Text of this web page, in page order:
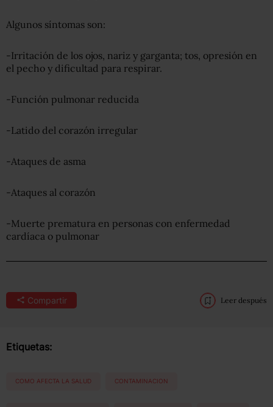
Algunos síntomas son:
-Irritación de los ojos, nariz y garganta; tos, opresión en
el pecho y dificultad para respirar.
-Función pulmonar reducida
-Latido del corazón irregular
-Ataques de asma
-Ataques al corazón
-Muerte prematura en personas con enfermedad
cardíaca o pulmonar
Compartir Leer después
Etiquetas:
COMO AFECTA LA SALUD CONTAMINACION